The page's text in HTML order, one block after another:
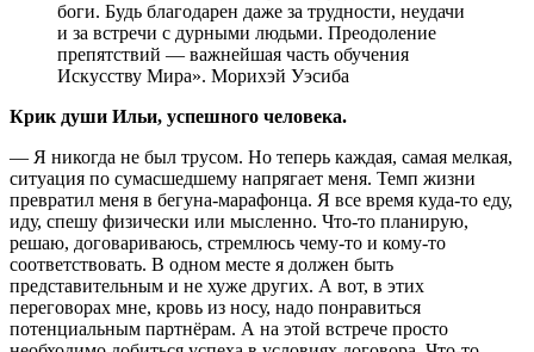
боги. Будь благодарен даже за трудности, неудачи
и за встречи с дурными людьми. Преодоление
препятствий — важнейшая часть обучения
Искусству Мира». Морихэй Уэсиба
Крик души Ильи, успешного человека.
— Я никогда не был трусом. Но теперь каждая, самая мелкая,
ситуация по сумасшедшему напрягает меня. Темп жизни
превратил меня в бегуна-марафонца. Я все время куда-то еду,
иду, спешу физически или мысленно. Что-то планирую,
решаю, договариваюсь, стремлюсь чему-то и кому-то
соответствовать. В одном месте я должен быть
представительным и не хуже других. А вот, в этих
переговорах мне, кровь из носу, надо понравиться
потенциальным партнёрам. А на этой встрече просто